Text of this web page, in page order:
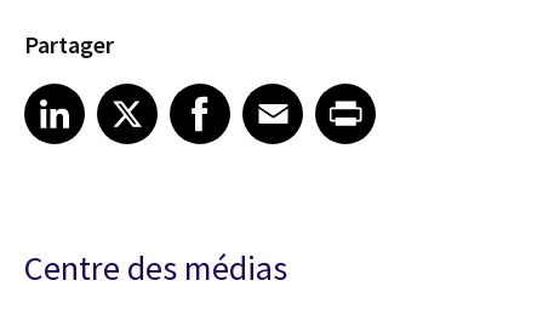
Partager
Share article on LinkedIn
LinkedIn
Share article on XShare article on Facebook
Facebook
Share article on Email
EmailShare article on Print
Centre des médias